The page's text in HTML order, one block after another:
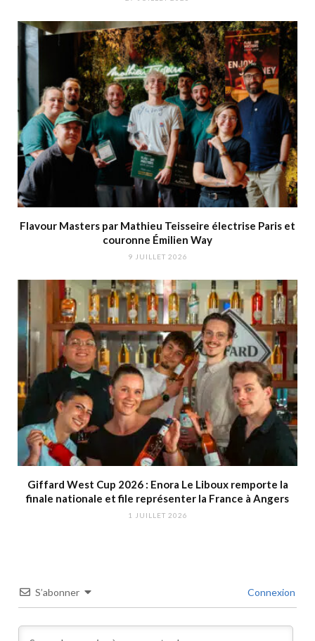
Flavour Masters par Mathieu Teisseire électrise Paris et
couronne Émilien Way
9 JUILLET 2026
Giffard West Cup 2026 : Enora Le Liboux remporte la
finale nationale et file représenter la France à Angers
1 JUILLET 2026
S’abonner Connexion